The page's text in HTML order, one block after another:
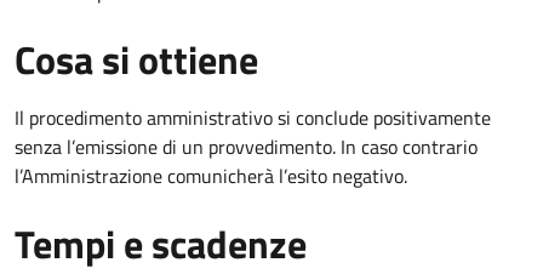
Cosa si ottiene
Il procedimento amministrativo si conclude positivamente
senza l’emissione di un provvedimento. In caso contrario
l’Amministrazione comunicherà l’esito negativo.
Tempi e scadenze